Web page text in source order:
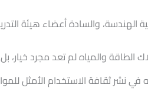
الهندسة، والسادة أعضاء هيئة
الطاقة والمياه لم تعد مجرد
نشر ثقافة الاستخدام الأمثل